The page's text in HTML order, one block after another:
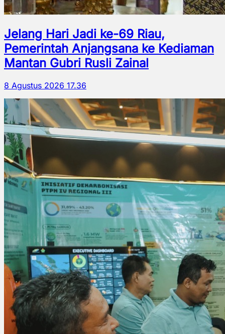
Jelang Hari Jadi ke-69 Riau,
Pemerintah Anjangsana ke Kediaman
Mantan Gubri Rusli Zainal
8 Agustus 2026 17.36